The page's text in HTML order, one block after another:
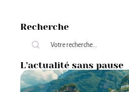
Recherche
L’actualité sans pause